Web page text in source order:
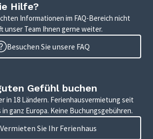
Hilfe?
Informationen im FAQ-Bereich nicht
unser Team Ihnen gerne weiter.
Besuchen Sie unsere FAQ
Gefühl buchen
in 18 Ländern. Ferienhausvermietung seit
in ganz Europa. Keine Buchungsgebühren.
Vermieten Sie Ihr Ferienhaus